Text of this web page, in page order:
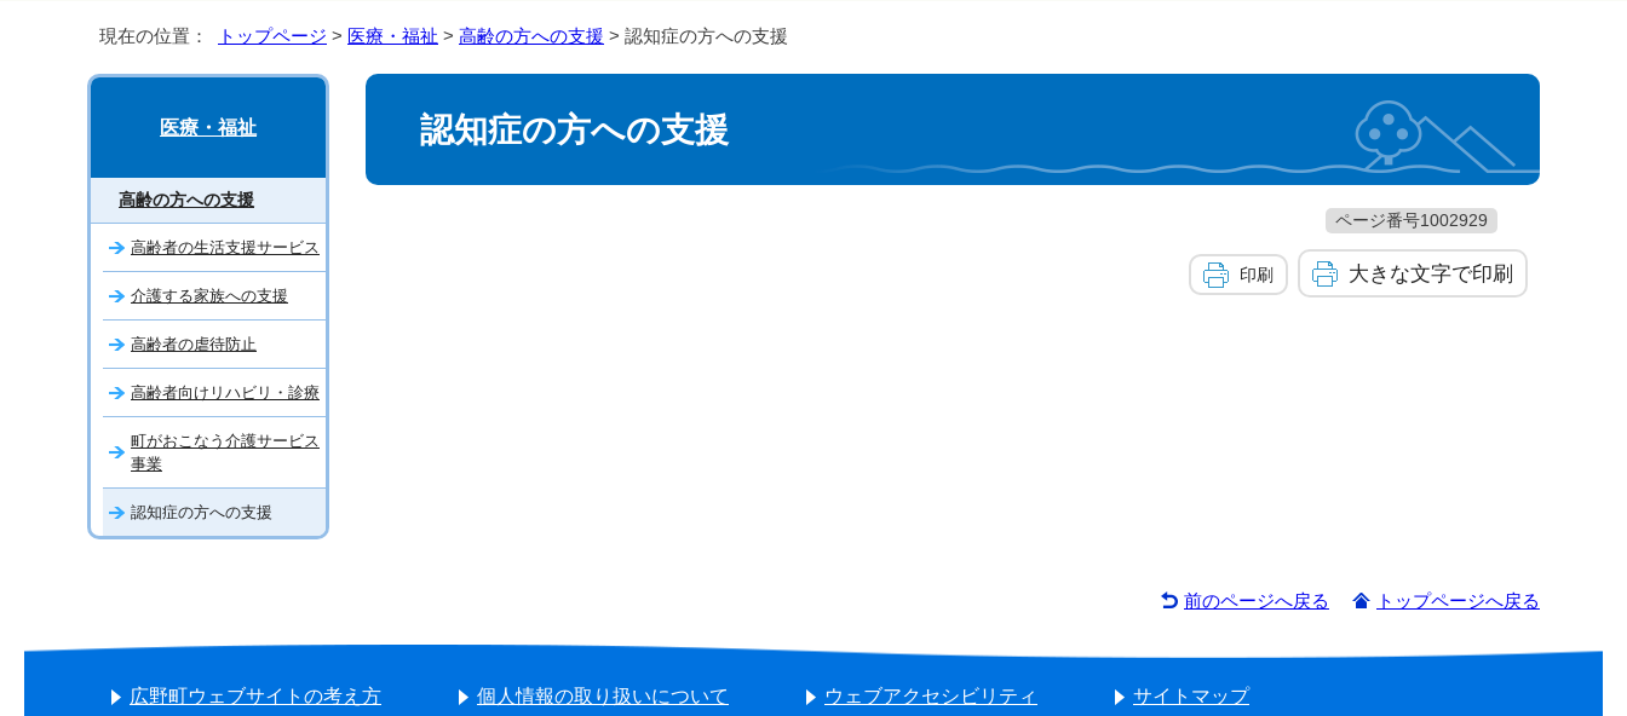
現在の位置： トップページ > 医療・福祉 > 高齢の方への支援 > 認知症の方への支援
認知症の方への支援
ページ番号1002929
印刷 大きな文字で印刷
医療・福祉
高齢の方への支援
高齢者の生活支援サービス
介護する家族への支援
高齢者の虐待防止
高齢者向けリハビリ・診療
町がおこなう介護サービス
事業
認知症の方への支援
前のページへ戻る トップページへ戻る
広野町ウェブサイトの考え方 個人情報の取り扱いについて ウェブアクセシビリティ サイトマップ